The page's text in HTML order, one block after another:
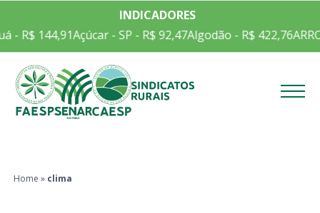
INDICADORES
144,91Açúcar - SP - R$ 92,47Algodão - R$ 422,76ARROZ
Home » clima